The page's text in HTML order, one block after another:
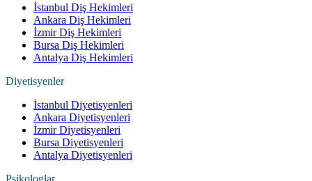
İstanbul Diş Hekimleri
Ankara Diş Hekimleri
İzmir Diş Hekimleri
Bursa Diş Hekimleri
Antalya Diş Hekimleri
Diyetisyenler
İstanbul Diyetisyenleri
Ankara Diyetisyenleri
İzmir Diyetisyenleri
Bursa Diyetisyenleri
Antalya Diyetisyenleri
Psikologlar